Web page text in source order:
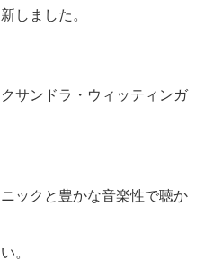
しました。
サンドラ・ウィッティンガ
ックと豊かな音楽性で聴か
。